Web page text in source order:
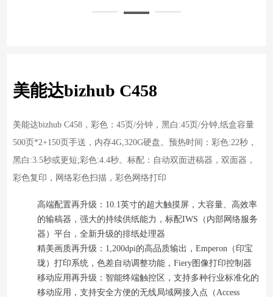
美能达bizhub C458，彩色：45页/分钟，黑白:45页/分钟,纸盒容量
500页*2+150页手送，内存4G,320G硬盘。预热时间：彩色:22秒，
黑白:3.5秒或更短;彩色:4.4秒。标配：自动双面进稿器，双面器，
彩色复印，网络彩色扫描，彩色网络打印
高端配置再升级：10.1英寸的超大触摸屏，大容量、高效率
的输稿器，强大的持续供纸能力，标配IWS（内部网络服务
器）平台，全新升级的排纸处理器
精美画质再升级：1,200dpi的高品质输出，Emperon（印宝
珑）打印系统，色差自动调整功能，Fiery图像打印控制器
移动应用再升级：智能终端触控区，支持多种行业标准化的
移动应用，支持安全方便的无线局域网接入点（Access
美能达bizhub C458